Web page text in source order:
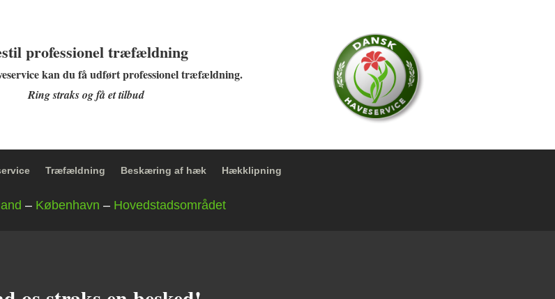
professionel træfældning
kan du få udført professionel træfældning.
Ring straks og få et tilbud
Træfældning Beskæring af hæk Hækklipning
– København – Hovedstadsområdet